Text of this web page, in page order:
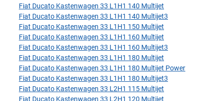
Fiat Ducato Kastenwagen 33 L1H1 140 Multijet
Fiat Ducato Kastenwagen 33 L1H1 140 Multijet3
Fiat Ducato Kastenwagen 33 L1H1 150 Multijet
Fiat Ducato Kastenwagen 33 L1H1 160 Multijet
Fiat Ducato Kastenwagen 33 L1H1 160 Multijet3
Fiat Ducato Kastenwagen 33 L1H1 180 Multijet
Fiat Ducato Kastenwagen 33 L1H1 180 Multijet Power
Fiat Ducato Kastenwagen 33 L1H1 180 Multijet3
Fiat Ducato Kastenwagen 33 L2H1 115 Multijet
Fiat Ducato Kastenwagen 33 L2H1 120 Multijet